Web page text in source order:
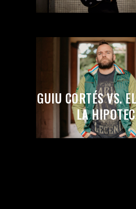
GUIU CORTÉS VS.
LA